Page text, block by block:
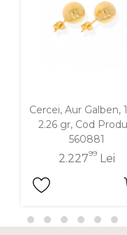
Cercei, Aur Galben,
2.26 gr, Cod
560881
2.22799Lei